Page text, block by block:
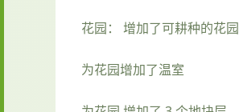
花园： 增加了可耕种的花园
为花园增加了温室